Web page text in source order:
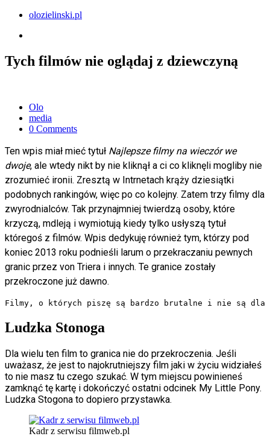
olozielinski.pl
Tych filmów nie oglądaj z dziewczyną
Olo
media
0 Comments
Ten wpis miał mieć tytuł Najlepsze filmy na wieczór we
dwoje, ale wtedy nikt by nie kliknął a ci co kliknęli mogliby nie
zrozumieć ironii. Zresztą w Intrnetach krąży dziesiątki
podobnych rankingów, więc po co kolejny. Zatem trzy filmy dla
zwyrodnialców. Tak przynajmniej twierdzą osoby, które
krzyczą, mdleją i wymiotują kiedy tylko usłyszą tytuł
któregoś z filmów. Wpis dedykuję również tym, którzy pod
koniec 2013 roku podnieśli larum o przekraczaniu pewnych
granic przez von Triera i innych. Te granice zostały
przekroczone już dawno.
Filmy, o których piszę są bardzo brutalne i nie są dla
Ludzka Stonoga
Dla wielu ten film to granica nie do przekroczenia. Jeśli
uważasz, że jest to najokrutniejszy film jaki w życiu widziałeś
to nie masz tu czego szukać. W tym miejscu powinieneś
zamknąć tę kartę i dokończyć ostatni odcinek My Little Pony.
Ludzka Stogona to dopiero przystawka.
Kadr z serwisu filmweb.pl